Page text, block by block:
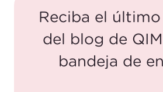
Reciba el
del blog de
bandeja de